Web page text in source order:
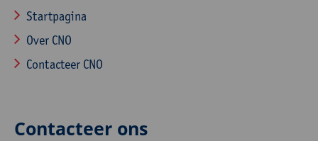
Startpagina
Over CNO
Contacteer CNO
Contacteer ons